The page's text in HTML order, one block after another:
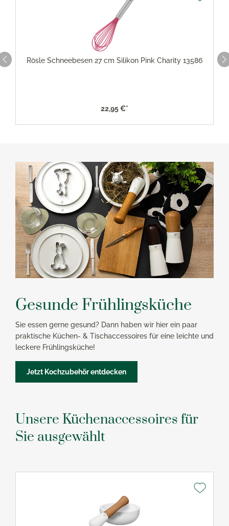
Rösle Schneebesen 27 cm Silikon Pink Charity 13586
22,95 €*
Gesunde Frühlingsküche
Sie essen gerne gesund? Dann haben wir hier ein paar
praktische Küchen- & Tischaccessoires für eine leichte und
leckere Frühlingsküche!
Jetzt Kochzubehör entdecken
Unsere Küchenaccessoires für
Sie ausgewählt